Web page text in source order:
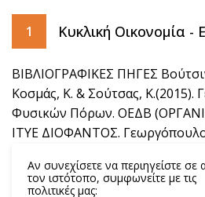
1 Κυκλική Οικονομία
ΒΙΒΛΙΟΓΡΑΦΙΚΕΣ ΠΗΓΕΣ
Κοσμάς, Κ. & Σούτσας, Κ.(2015).
Φυσικών Πόρων. ΟΕΔΒ
ΙΤΥΕ ΔΙΟΦΑΝΤΟΣ.
Δημητρίου, Α., Γαβριλάκης, Κ.
Γη, ένας μικρός και
Gutenberg.
Αν συνεχίσετε να περιηγείστε σε
τον ιστότοπο, συμφωνείτε με τις
πολιτικές μας: